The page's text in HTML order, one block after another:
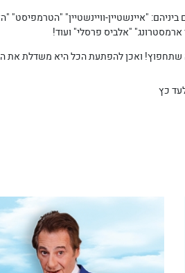
"איינשטיין-וויינשטיין"
"אלביס פרסלי" ועוד!
שתחפוץ! ואכן להפתעת הכל היא משדלת את
כץ